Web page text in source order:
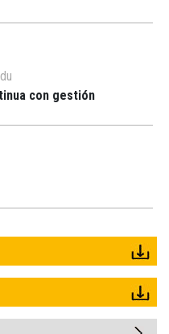
con gestión